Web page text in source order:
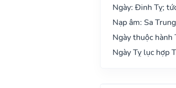
Ngày: Đinh Tỵ;
Nạp âm: Sa
Ngày thuộc
Ngày Tỵ lục hợp